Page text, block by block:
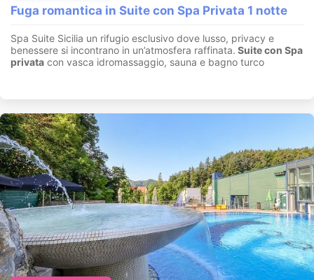
Fuga romantica in Suite con Spa Privata 1 notte
Spa Suite Sicilia un rifugio esclusivo dove lusso, privacy e
benessere si incontrano in un’atmosfera raffinata. Suite con Spa
privata con vasca idromassaggio, sauna e bagno turco